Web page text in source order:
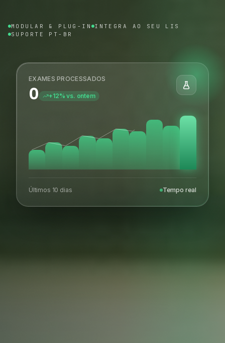
MODULAR & PLUG-IN INTEGRA AO SEU LIS
SUPORTE PT-BR
EXAMES PROCESSADOS
0 +12% vs. ontem
Últimos 10 dias Tempo real